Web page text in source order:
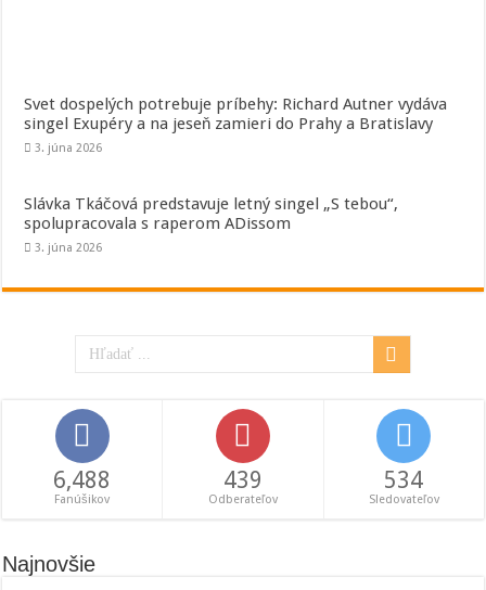
Svet dospelých potrebuje príbehy: Richard Autner vydáva
singel Exupéry a na jeseň zamieri do Prahy a Bratislavy
3. júna 2026
Slávka Tkáčová predstavuje letný singel „S tebou“,
spolupracovala s raperom ADissom
3. júna 2026
6,488
Fanúšikov
439
Odberateľov
534
Sledovateľov
Najnovšie